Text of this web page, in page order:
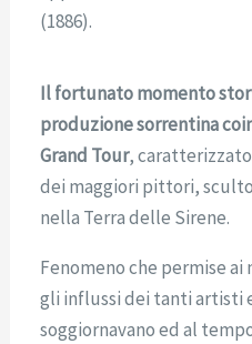
(1886).
Il fortunato momento
produzione sorrentina
Grand Tour,
dei maggiori pittori,
nella Terra delle Sirene.
Fenomeno che permise
gli influssi dei tanti artisti
soggiornavano ed al